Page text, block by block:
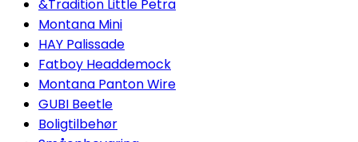
&Tradition Little Petra
Montana Mini
HAY Palissade
Fatboy Headdemock
Montana Panton Wire
GUBI Beetle
Boligtilbehør